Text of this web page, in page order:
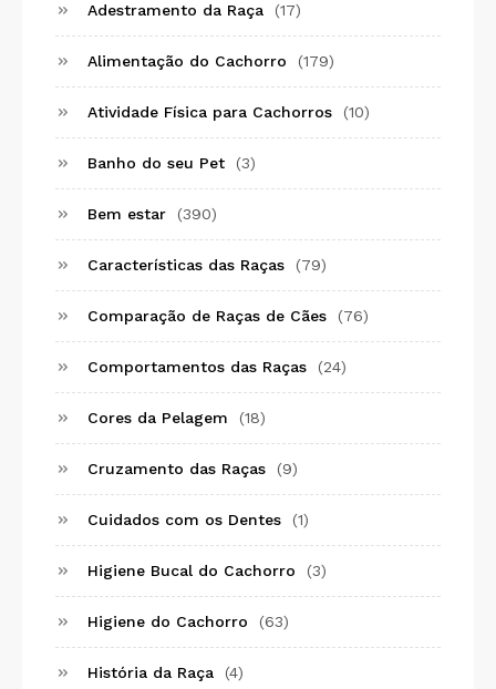
Adestramento da Raça (17)
Alimentação do Cachorro (179)
Atividade Física para Cachorros (10)
Banho do seu Pet (3)
Bem estar (390)
Características das Raças (79)
Comparação de Raças de Cães (76)
Comportamentos das Raças (24)
Cores da Pelagem (18)
Cruzamento das Raças (9)
Cuidados com os Dentes (1)
Higiene Bucal do Cachorro (3)
Higiene do Cachorro (63)
História da Raça (4)